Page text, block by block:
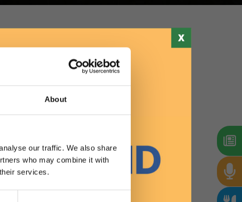
About
our traffic. We also share
who may combine it with
services.
Stampa